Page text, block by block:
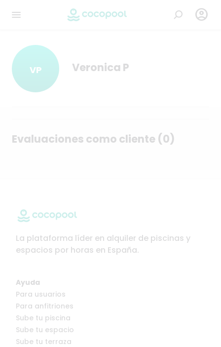

VP Veronica P
Evaluaciones como cliente (0)
La plataforma líder en alquiler de piscinas y
espacios por horas en España.
Ayuda
Para usuarios
Para anfitriones
Sube tu piscina
Sube tu espacio
Sube tu terraza